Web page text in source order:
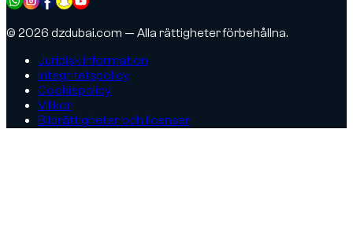
© 2026 dzdubai.com — Alla rättigheter förbehållna.
Juridisk information
Integritetspolicy
Cookiepolicy
Villkor
Bildrättigheter och licenser